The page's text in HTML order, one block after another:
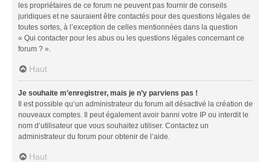
les propriétaires de ce forum ne peuvent pas fournir de conseils
juridiques et ne sauraient être contactés pour des questions légales de
toutes sortes, à l’exception de celles mentionnées dans la question
« Qui contacter pour les abus ou les questions légales concernant ce
forum ? ».
Haut
Je souhaite m’enregistrer, mais je n’y parviens pas !
Il est possible qu’un administrateur du forum ait désactivé la création de
nouveaux comptes. Il peut également avoir banni votre IP ou interdit le
nom d’utilisateur que vous souhaitez utiliser. Contactez un
administrateur du forum pour obtenir de l’aide.
Haut